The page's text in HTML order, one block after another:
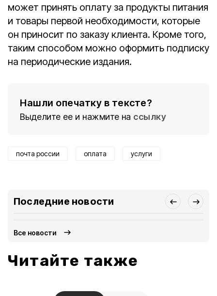
может принять оплату за продукты питания
и товары первой необходимости, которые
он приносит по заказу клиента. Кроме того,
таким способом можно оформить подписку
на периодические издания.
Нашли опечатку в тексте?
Выделите ее и нажмите на ссылку
почта россии оплата услуги
Последние новости
Все новости
Читайте также